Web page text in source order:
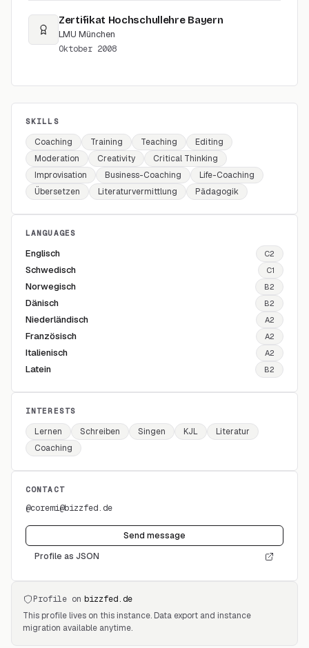
Zertifikat Hochschullehre Bayern
LMU München
Oktober 2008
SKILLS
Coaching Training Teaching
Editing
Moderation
Creativity
Critical Thinking
Improvisation
Business-Coaching
Life-Coaching
Übersetzen
Literaturvermittlung Pädagogik
LANGUAGES
Englisch C2
Schwedisch C1
Norwegisch B2
Dänisch B2
Niederländisch A2
Französisch A2
Italienisch A2
Latein B2
INTERESTS
Lernen Schreiben Singen KJL
Literatur
Coaching
CONTACT
@coremi@bizzfed.de
Send message
Profile as JSON
Profile on bizzfed.de
This profile lives on this instance. Data export and instance
migration available anytime.